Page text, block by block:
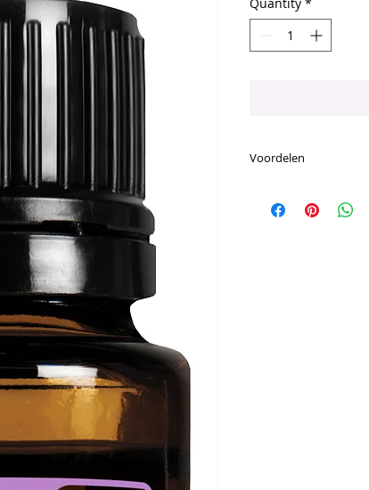
Voordelen
Deze unieke